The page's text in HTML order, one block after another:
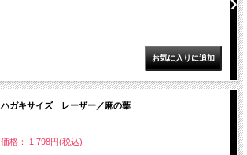
ハガキサイズ レーザー／麻の葉
価格： 1,798円(税込)